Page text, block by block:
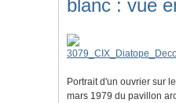
blanc : vue
Portrait d'un ouvrier sur
mars 1979 du pavillon